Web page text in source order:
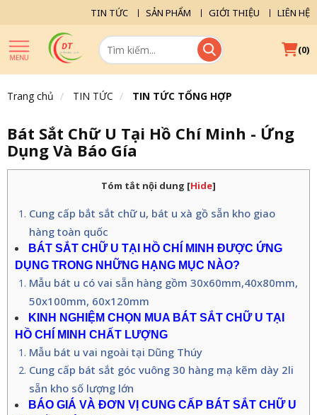
TIN TỨC SẢN PHẨM GIỚI THIỆU LIÊN HỆ
(0)
Trang chủ TIN TỨC TIN TỨC TỔNG HỢP
Bát Sắt Chữ U Tại Hồ Chí Minh - Ứng
Dụng Và Báo Gía
Tóm tắt nội dung [Hide]
Cung cấp bắt sắt chữ u, bát u xà gồ sẵn kho giao
hàng toàn quốc
BÁT SẮT CHỮ U TẠI HỒ CHÍ MINH ĐƯỢC ỨNG
DỤNG TRONG NHỮNG HẠNG MỤC NÀO?
Mẫu bát u có vai sẵn hàng gồm 30x60mm,40x80mm,
50x100mm, 60x120mm
KINH NGHIỆM CHỌN MUA BÁT SẮT CHỮ U TẠI
HỒ CHÍ MINH CHẤT LƯỢNG
Mẫu bát u vai ngoài tại Dũng Thúy
Cung cấp bát sắt góc vuông 30 hàng mạ kẽm dày 2li
sẵn kho số lượng lớn
BÁO GIÁ VÀ ĐƠN VỊ CUNG CẤP BÁT SẮT CHỮ U